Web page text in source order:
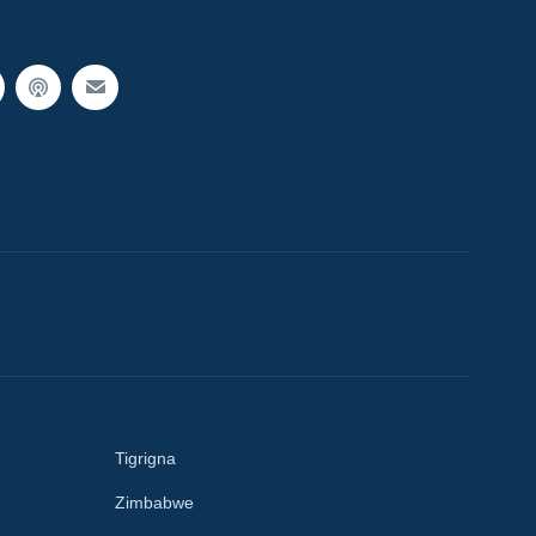
Tigrigna
Zimbabwe